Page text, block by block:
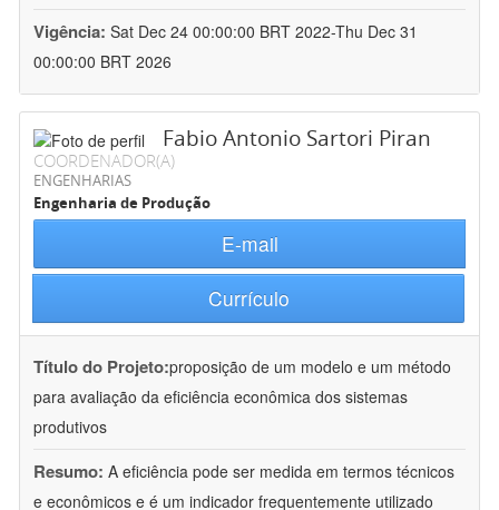
Vigência: Sat Dec 24 00:00:00 BRT 2022-Thu Dec 31
00:00:00 BRT 2026
Fabio Antonio Sartori Piran
COORDENADOR(A)
ENGENHARIAS
Engenharia de Produção
E-mail
Currículo
Título do Projeto:proposição de um modelo e um método
para avaliação da eficiência econômica dos sistemas
produtivos
Resumo: A eficiência pode ser medida em termos técnicos
e econômicos e é um indicador frequentemente utilizado